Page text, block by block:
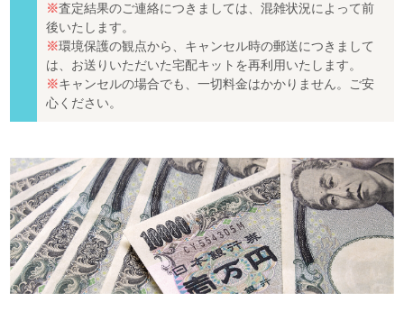
※査定結果のご連絡につきましては、混雑状況によって前
後いたします。
※環境保護の観点から、キャンセル時の郵送につきまして
は、お送りいただいた宅配キットを再利用いたします。
※キャンセルの場合でも、一切料金はかかりません。ご安
心ください。